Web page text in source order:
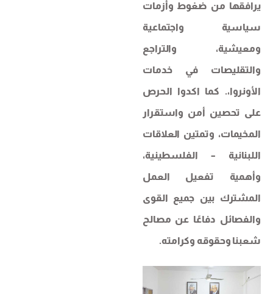
يرافقها من ضغوط وأزمات
سياسية واجتماعية
ومعيشية، والتراجع
والتقليصات في خدمات
الأونروا،. كما اكدوا الحرص
على تحصين أمن واستقرار
المخيمات، وتمتين العلاقات
اللبنانية – الفلسطينية،
وأهمية تفعيل العمل
المشترك بين جميع القوى
والفصائل دفاعًا عن مصالح
شعبنا وحقوقه وكرامته.